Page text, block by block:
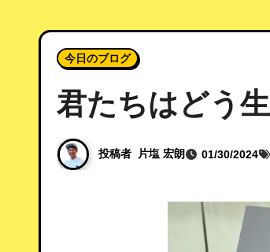
今日のブログ
君たちはどう
投稿者 片塩 宏朗 01/30/2024